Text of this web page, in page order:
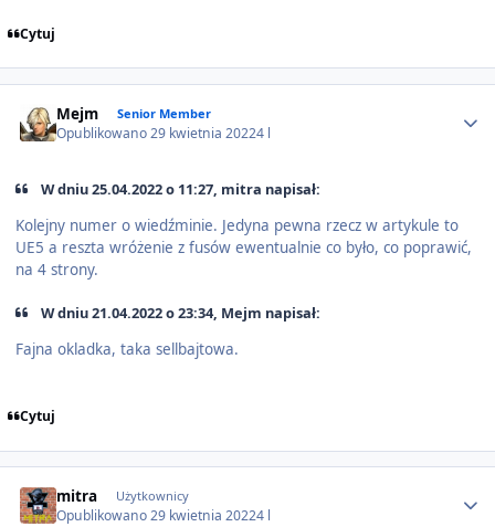
Cytuj
Mejm Senior Member
Opublikowano29 kwietnia 20224 l
W dniu 25.04.2022 o 11:27, mitra napisał:
Kolejny numer o wiedźminie. Jedyna pewna rzecz w artykule to
UE5 a reszta wróżenie z fusów ewentualnie co było, co poprawić,
na 4 strony.
W dniu 21.04.2022 o 23:34, Mejm napisał:
Fajna okladka, taka sellbajtowa.
Cytuj
mitra Użytkownicy
Opublikowano29 kwietnia 20224 l